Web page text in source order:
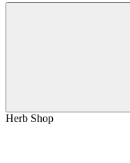
Herb Shop